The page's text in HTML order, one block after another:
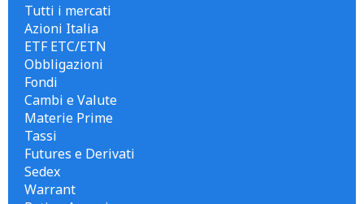
Tutti i mercati
Azioni Italia
ETF ETC/ETN
Obbligazioni
Fondi
Cambi e Valute
Materie Prime
Tassi
Futures e Derivati
Sedex
Warrant